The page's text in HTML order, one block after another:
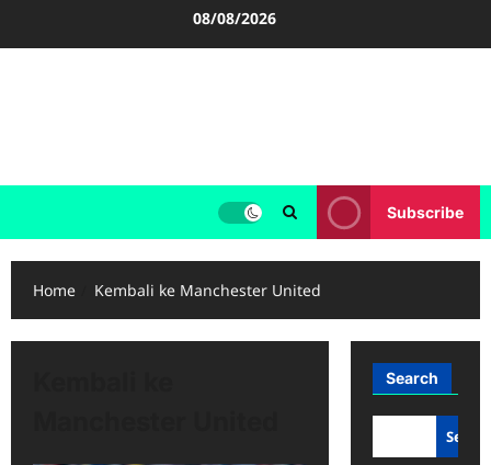
08/08/2026
Subscribe
Home Kembali ke Manchester United
Search